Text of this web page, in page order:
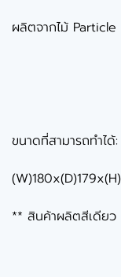
ผลิตจากไม้
ขนาดที่สามารถทำได้:
** สินค้าผลิตสีเดียว